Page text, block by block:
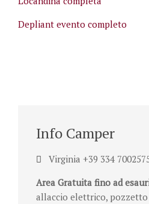
Depliant evento completo
Info Camper
Virginia +39 334
Area Gratuita fino ad
allaccio elettrico, pozzetto